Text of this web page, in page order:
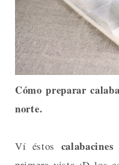
Cómo preparar
norte.
Ví éstos calabacines